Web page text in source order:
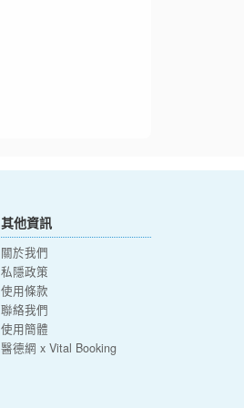
其他資訊
關於我們
私隱政策
使用條款
聯絡我們
使用簡體
醫德網 x Vital Booking